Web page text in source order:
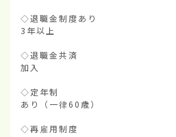
◇退職金制度あり
3年以上
◇退職金共済
加入
◇定年制
あり（一律60歳）
◇再雇用制度